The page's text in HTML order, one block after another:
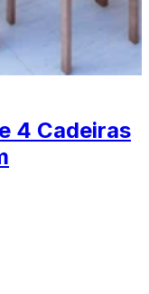
4 Cadeiras